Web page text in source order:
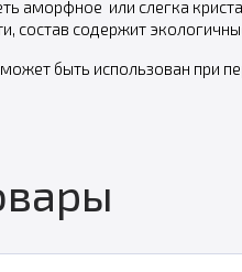
аморфное или слегка
состав содержит
быть использован при